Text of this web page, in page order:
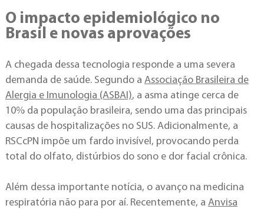
O impacto epidemiológico no
Brasil e novas aprovações
A chegada dessa tecnologia responde a uma severa
demanda de saúde. Segundo a Associação Brasileira de
Alergia e Imunologia (ASBAI), a asma atinge cerca de
10% da população brasileira, sendo uma das principais
causas de hospitalizações no SUS. Adicionalmente, a
RSCcPN impõe um fardo invisível, provocando perda
total do olfato, distúrbios do sono e dor facial crônica.
Além dessa importante notícia, o avanço na medicina
respiratória não para por aí. Recentemente, a Anvisa